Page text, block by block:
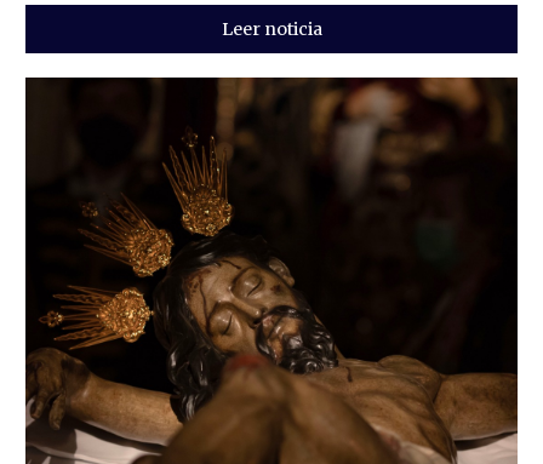
Leer noticia